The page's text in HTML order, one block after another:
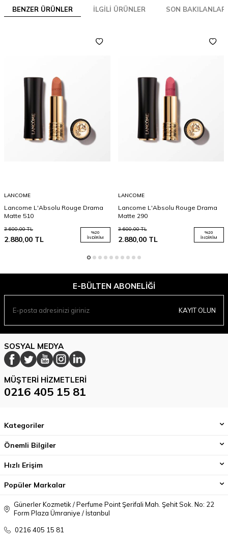
BENZER ÜRÜNLER İLGILI ÜRÜNLER SON BAKILANLAR
LANCOME
Lancome L'Absolu Rouge Drama
Matte 510
3.600,00TL
2.880,00 TL
%20
İNDIRIM
LANCOME
Lancome L'Absolu Rouge Drama
Matte 290
3.600,00TL
2.880,00TL
%20
İNDIRIM
E-BÜLTEN ABONELIĞI
KAYIT OLUN
SOSYAL MEDYA
MÜŞTERI HIZMETLERI
0216 405 15 81
Kategoriler
Önemli Bilgiler
Hızlı Erişim
Popüler Markalar
Günerler Kozmetik / Perfume Point Şerifali Mah. Şehit Sok. No: 22
Form Plaza Ümraniye / İstanbul
0216 405 15 81